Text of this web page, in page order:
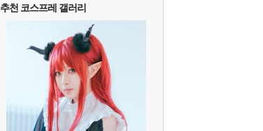
리듬 천국 미라클 스타즈
헤일로: 캠페인 이볼브드
추천 코스프레 갤러리